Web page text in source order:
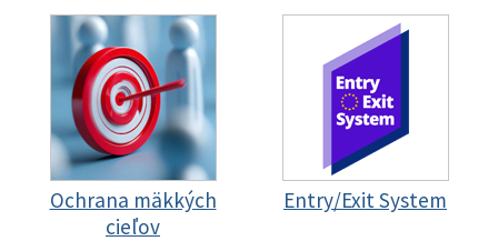
Ochrana mäkkých
cieľov
Entry/Exit System